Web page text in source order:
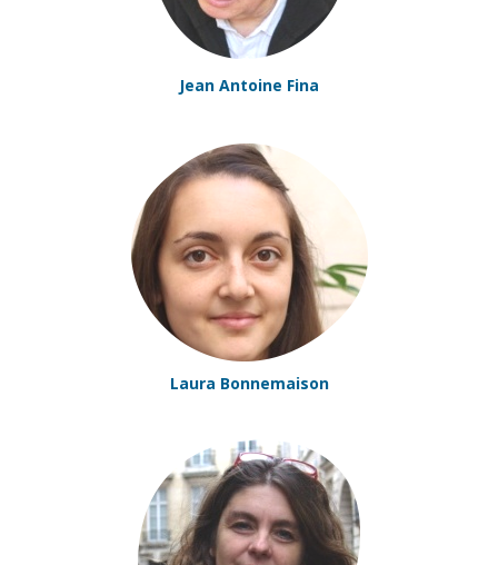
Jean Antoine Fina
Laura Bonnemaison